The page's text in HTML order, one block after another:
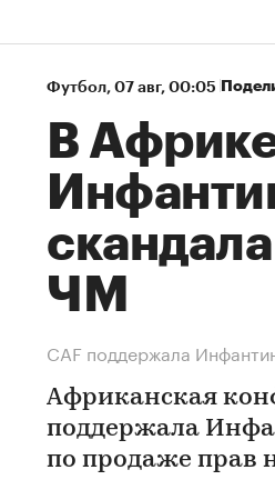
Футбол⁠, 07 авг, 00:05
В
ЧМ
СAF поддержала
Африканская
поддержала
по продаже прав